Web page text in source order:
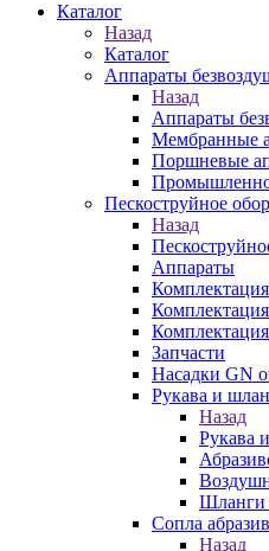
Каталог
Назад
Каталог
Аппараты
Назад
Аппараты
Мембранные
Поршневые
Пескоструйное
Назад
Аппараты
Запчасти
Насадки GN
Рукава и
Назад
Рукава
Шланги
Сопла
Назад